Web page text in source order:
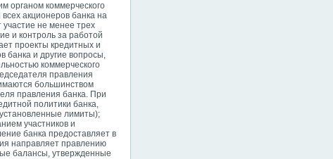
органом коммерческого
акционеров банка на
не менее трех
и контроль за работой
проекты кредитных и
банка и другие вопросы,
коммерческого
правления
большинством
правления банка. При
политики банка,
лимиты);
участников и
банка предоставляет в
направляет правлению
балансы, утвержденные